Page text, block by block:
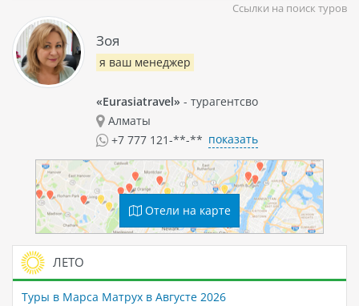
Ссылки на поиск туров
Зоя
я ваш менеджер
«Eurasiatravel» - турагентсво
Алматы
+7 777 121-**-** показать
Отели на карте
ЛЕТО
Туры в Марса Матрух в Августе 2026